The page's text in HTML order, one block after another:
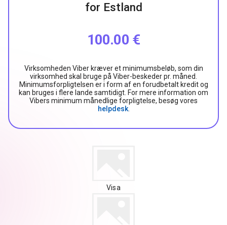
for Estland
100.00 €
Virksomheden Viber kræver et minimumsbeløb, som din
virksomhed skal bruge på Viber-beskeder pr. måned.
Minimumsforpligtelsen er i form af en forudbetalt kredit og
kan bruges i flere lande samtidigt. For mere information om
Vibers minimum månedlige forpligtelse, besøg vores
helpdesk.
Visa